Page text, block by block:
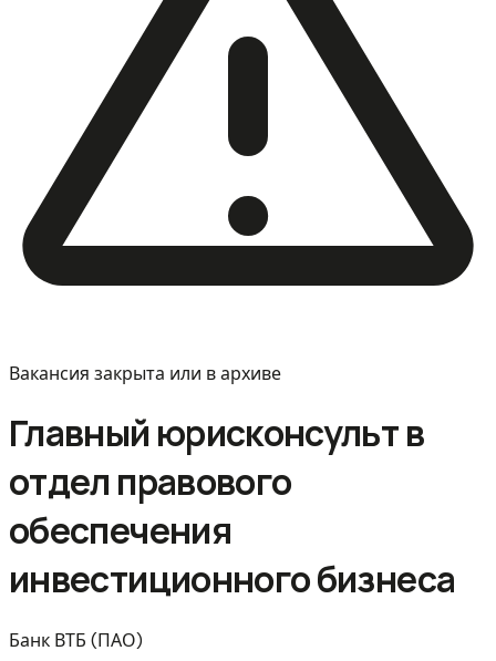
Вакансия закрыта или в архиве
Главный юрисконсульт в
отдел правового
обеспечения
инвестиционного бизнеса
Банк ВТБ (ПАО)